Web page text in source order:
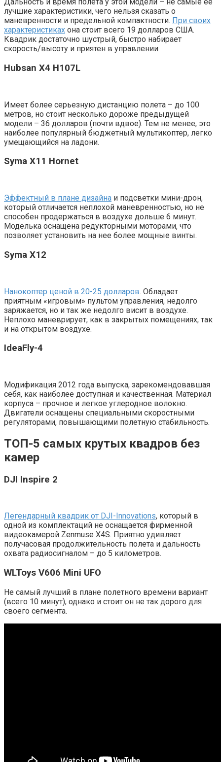
лучшие характеристики, чего нельзя сказать о
маневренности и предельной компактности. При своих
характеристиках она стоит всего 19 долларов США.
Квадрик достаточно шустрый, быстро набирает
скорость/высоту и приятен в управлении
Hubsan X4 H107L
Имеет более серьезную дистанцию полета – до 100
метров, но стоит несколько дороже предыдущей
модели – 36 долларов (почти вдвое). Тем не менее, это
наиболее популярный бюджетный мультикоптер, легко
умещающийся на ладони.
Syma X11 Hornet
Эффектный в плане дизайна и подсветки мини-дрон,
который отличается неплохой маневренностью, но не
способен продержаться в воздухе дольше 6 минут.
Моделька оснащена редукторными моторами, что
позволяет установить на нее более мощные винты.
Syma X12
Нанокоптер ценой в 20-25 долларов. Обладает
приятным «игровым» пультом управления, недолго
заряжается, но и так же недолго висит в воздухе.
Неплохо маневрирует, как в закрытых помещениях, так
и на открытом воздухе.
IdeaFly-4
Модификация 2012 года выпуска, зарекомендовавшая
себя, как наиболее доступная и качественная. Материал
корпуса – прочное и легкое углеродное волокно.
Двигатели оснащены специальными скоростными
регуляторами, повышающими полетную стабильность.
ТОП-5 самых крутых квадров без
камер
DJI Inspire 2
Легендарный квадрик от DJI-Innovations, который в
одной из комплектаций не оснащается фирменной
видеокамерой Zenmuse X4S. Приятно удивляет
получасовая продолжительность полета и дальность
охвата радиосигналом – до 5 километров.
WLToys V606 Mini UFO
Не самый лучший в плане полетного времени вариант
(всего 10 минут), однако и стоит он не так дорого для
своего сегмента.